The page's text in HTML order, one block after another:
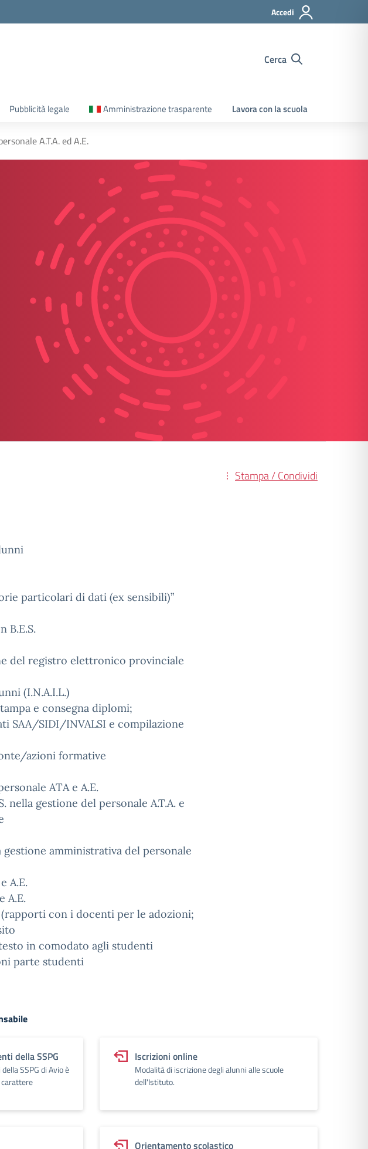
Accedi
Cerca
Pubblicità legale Amministrazione trasparente Lavora con la scuola
A.T.A. ed A.E.
Stampa / Condividi
particolari di dati (ex sensibili)”
B.E.S.
del registro elettronico provinciale
(I.N.A.I.L.)
e consegna diplomi;
SAA/SIDI/INVALSI e compilazione
azioni formative
ATA e A.E.
nella gestione del personale A.T.A. e
gestione amministrativa del personale
A.E.
A.E.
con i docenti per le adozioni;
in comodato agli studenti
parte studenti
della SSPG
SSPG di Avio è
Iscrizioni online
Modalità di iscrizione degli alunni alle scuole
dell'Istituto.
Orientamento scolastico